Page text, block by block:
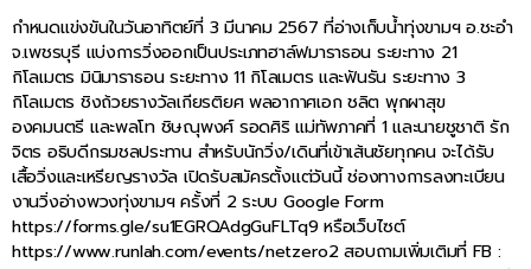
กำหนดแข่งขันในวันอาทิตย์ที่ 3 มีนาคม 2567 ที่อ่างเก็บน้ำทุ่งขามฯ อ.ชะอำ
จ.เพชรบุรี แบ่งการวิ่งออกเป็นประเภทฮาล์ฟมาราธอน ระยะทาง 21
กิโลเมตร มินิมาราธอน ระยะทาง 11 กิโลเมตร และฟันรัน ระยะทาง 3
กิโลเมตร ชิงถ้วยรางวัลเกียรติยศ พลอากาศเอก ชลิต พุกผาสุข
องคมนตรี และพลโท ชิษณุพงศ์ รอดศิริ แม่ทัพภาคที่ 1 และนายชูชาติ รัก
จิตร อธิบดีกรมชลประทาน สำหรับนักวิ่ง/เดินที่เข้าเส้นชัยทุกคน จะได้รับ
เสื้อวิ่งและเหรียญรางวัล เปิดรับสมัครตั้งแต่วันนี้ ช่องทางการลงทะเบียน
งานวิ่งอ่างพวงทุ่งขามฯ ครั้งที่ 2 ระบบ Google Form
https://forms.gle/su1EGRQAdgGuFLTq9 หรือเว็บไซต์
https://www.runlah.com/events/netzero2 สอบถามเพิ่มเติมที่ FB :